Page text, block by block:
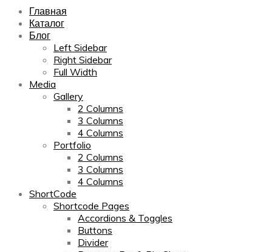
Главная
Каталог
Блог
Left Sidebar
Right Sidebar
Full Width
Media
Gallery
2 Columns
3 Columns
4 Columns
Portfolio
2 Columns
3 Columns
4 Columns
ShortCode
Shortcode Pages
Accordions & Toggles
Buttons
Divider